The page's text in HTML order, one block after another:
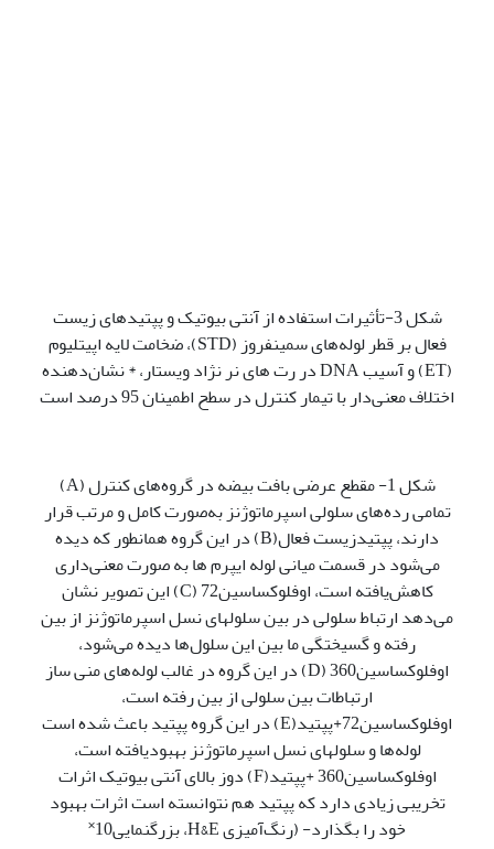
شکل 3-تأثیرات استفاده از آنتی بیوتیک و پپتیدهای زیست
فعال بر قطر لوله‌های سمینفروز (STD)، ضخامت لایه اپیتلیوم
(ET) و آسیب DNA در رت های نر نژاد ویستار، * نشان‌دهنده
اختلاف معنی‌دار با تیمار کنترل در سطح اطمینان 95 درصد است
شکل 1- مقطع عرضی بافت بیضه در گروه‌های کنترل (A)
تمامی رده‌های سلولی اسپرماتوژنز به‌صورت کامل و مرتب قرار
دارند، پپتیدزیست فعال(B) در این گروه همانطور که دیده
می‌شود در قسمت میانی لوله ایپرم ها به صورت معنی‌داری
کاهش‌یافته است، اوفلوکساسین72 (C) این تصویر نشان
می‌دهد ارتباط سلولی در بین سلولهای نسل اسپرماتوژنز از بین
رفته و گسیختگی ما بین این سلول‌ها دیده می‌شود،
اوفلوکساسین360 (D) در این گروه در غالب لوله‌های منی ساز
ارتباطات بین سلولی از بین رفته است،
اوفلوکساسین72+پپتید(E) در این گروه پپتید باعث شده است
لوله‌ها و سلولهای نسل اسپرماتوژنز بهبودیافته است،
اوفلوکساسین360 +پپتید(F) دوز بالای آنتی بیوتیک اثرات
تخریبی زیادی دارد که پپتید هم نتوانسته است اثرات بهبود
خود را بگذارد- (رنگ‌آمیزی H&E، بزرگنمایی10˟